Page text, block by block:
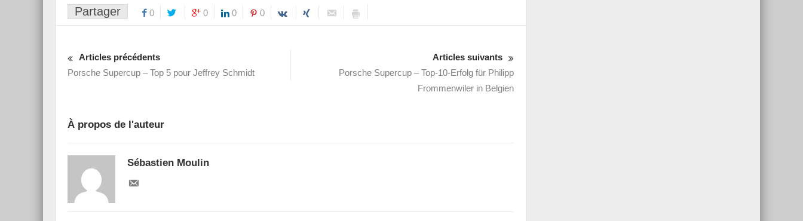
Partager 0 0 0 0
Articles précédents
Porsche Supercup – Top 5 pour Jeffrey Schmidt
Articles suivants
Porsche Supercup – Top-10-Erfolg für Philipp
Frommenwiler in Belgien
À propos de l'auteur
Sébastien Moulin